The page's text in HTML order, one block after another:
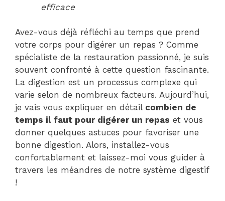
efficace
Avez-vous déjà réfléchi au temps que prend
votre corps pour digérer un repas ? Comme
spécialiste de la restauration passionné, je suis
souvent confronté à cette question fascinante.
La digestion est un processus complexe qui
varie selon de nombreux facteurs. Aujourd’hui,
je vais vous expliquer en détail combien de
temps il faut pour digérer un repas et vous
donner quelques astuces pour favoriser une
bonne digestion. Alors, installez-vous
confortablement et laissez-moi vous guider à
travers les méandres de notre système digestif
!